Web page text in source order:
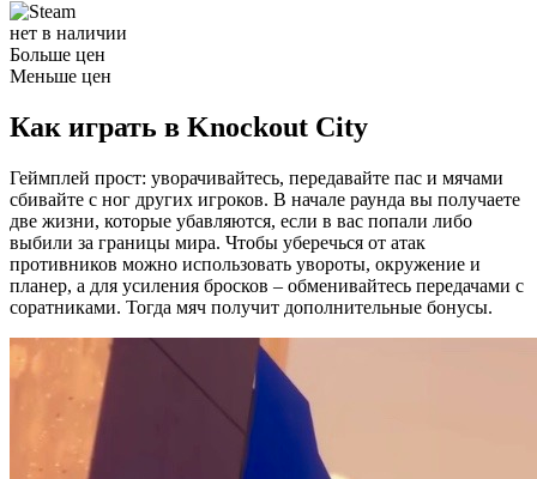
нет в наличии
Больше цен
Меньше цен
Как играть в Knockout City
Геймплей прост: уворачивайтесь, передавайте пас и мячами
сбивайте с ног других игроков. В начале раунда вы получаете
две жизни, которые убавляются, если в вас попали либо
выбили за границы мира. Чтобы уберечься от атак
противников можно использовать увороты, окружение и
планер, а для усиления бросков – обменивайтесь передачами с
соратниками. Тогда мяч получит дополнительные бонусы.